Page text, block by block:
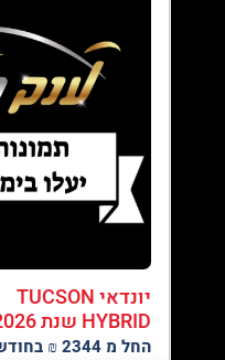
יונדאי TUCSON
HYBRID שנת 2026
החל מ 2344 ₪ בחודש